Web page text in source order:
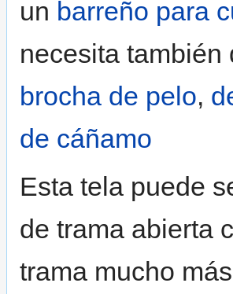
un barreño para
necesita también
brocha de pelo,
de cáñamo
Esta tela puede
de trama abierta
trama mucho